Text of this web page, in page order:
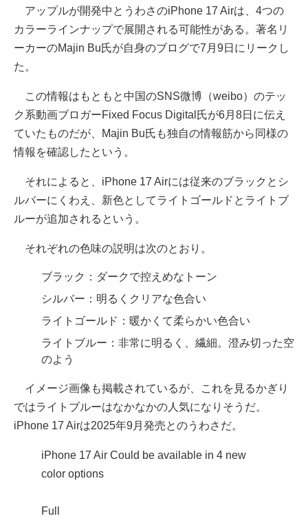
アップルが開発中とうわさのiPhone 17 Airは、4つの
カラーラインナップで展開される可能性がある。著名リ
ーカーのMajin Bu氏が自身のブログで7月9日にリークし
た。
この情報はもともと中国のSNS微博（weibo）のテッ
ク系動画ブロガーFixed Focus Digital氏が6月8日に伝え
ていたものだが、Majin Bu氏も独自の情報筋から同様の
情報を確認したという。
それによると、iPhone 17 Airには従来のブラックとシ
ルバーにくわえ、新色としてライトゴールドとライトブ
ルーが追加されるという。
それぞれの色味の説明は次のとおり。
ブラック：ダークで控えめなトーン
シルバー：明るくクリアな色合い
ライトゴールド：暖かくて柔らかい色合い
ライトブルー：非常に明るく、繊細。澄み切った空
のよう
イメージ画像も掲載されているが、これを見るかぎり
ではライトブルーはなかなかの人気になりそうだ。
iPhone 17 Airは2025年9月発売とのうわさだ。
iPhone 17 Air Could be available in 4 new
color options
Full